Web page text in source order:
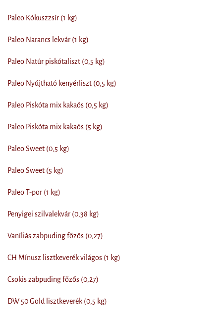
Paleo Kókuszzsír (1 kg)
Paleo Narancs lekvár (1 kg)
Paleo Natúr piskótaliszt (0,5 kg)
Paleo Nyújtható kenyérliszt (0,5 kg)
Paleo Piskóta mix kakaós (0,5 kg)
Paleo Piskóta mix kakaós (5 kg)
Paleo Sweet (0,5 kg)
Paleo Sweet (5 kg)
Paleo T-por (1 kg)
Penyigei szilvalekvár (0,38 kg)
Vaníliás zabpuding főzős (0,27)
CH Mínusz lisztkeverék világos (1 kg)
Csokis zabpuding főzős (0,27)
DW 50 Gold lisztkeverék (0,5 kg)